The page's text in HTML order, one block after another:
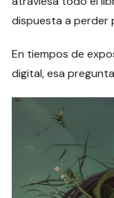
dispuesta a perder
En tiempos de
digital, esa